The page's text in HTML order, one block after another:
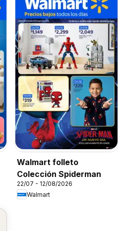
Walmart folleto
Colección Spiderman
22/07 - 12/08/2026
Walmart